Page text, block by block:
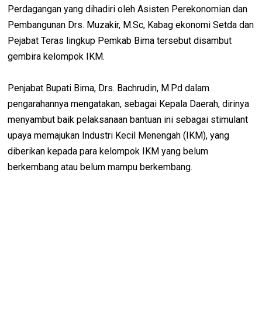
Perdagangan yang dihadiri oleh Asisten Perekonomian dan
Pembangunan Drs. Muzakir, M.Sc, Kabag ekonomi Setda dan
Pejabat Teras lingkup Pemkab Bima tersebut disambut
gembira kelompok IKM.
Penjabat Bupati Bima, Drs. Bachrudin, M.Pd dalam
pengarahannya mengatakan, sebagai Kepala Daerah, dirinya
menyambut baik pelaksanaan bantuan ini sebagai stimulant
upaya memajukan Industri Kecil Menengah (IKM), yang
diberikan kepada para kelompok IKM yang belum
berkembang atau belum mampu berkembang.